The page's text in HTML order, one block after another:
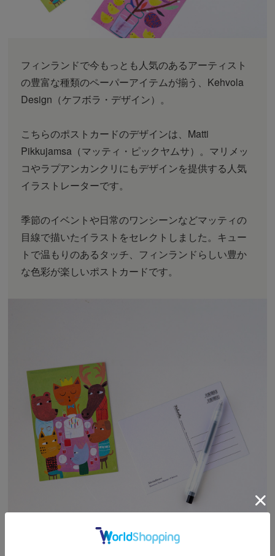
フィンランドで今もっとも人気のあるアーティスト
の豊富な種類のペーパーアイテムが揃う、Kehvola
Design（ケフボラ・デザイン）。
こちらのポストカードのデザインは、Matti
Pikkujamsa（マッティ・ピックヤムサ）。マリメッ
コやラプアンカンクリにもデザインを提供する人気
イラストレーターです。
季節のイベントや日常のワンシーンなどマッティの
目線で描いたイラストをセレクトしました。キュー
トで温もりのあるタッチ、フィンランドらしい豊か
な色彩が楽しいポストカードです。